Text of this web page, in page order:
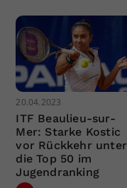
20.04.2023
ITF Beaulieu-sur-
Mer: Starke Kostic
vor Rückkehr unter
die Top 50 im
Jugendranking